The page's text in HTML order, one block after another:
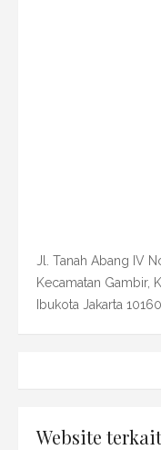
Jl. Tanah Abang IV
Kecamatan Gambir,
Ibukota Jakarta
Website terkait